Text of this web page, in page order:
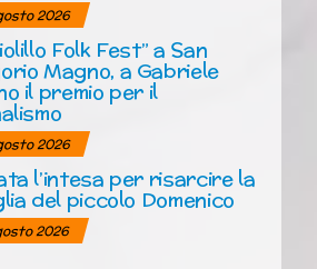
2026
Folk Fest” a San
Magno, a Gabriele
il premio per il
2026
l’intesa per risarcire la
del piccolo Domenico
2026